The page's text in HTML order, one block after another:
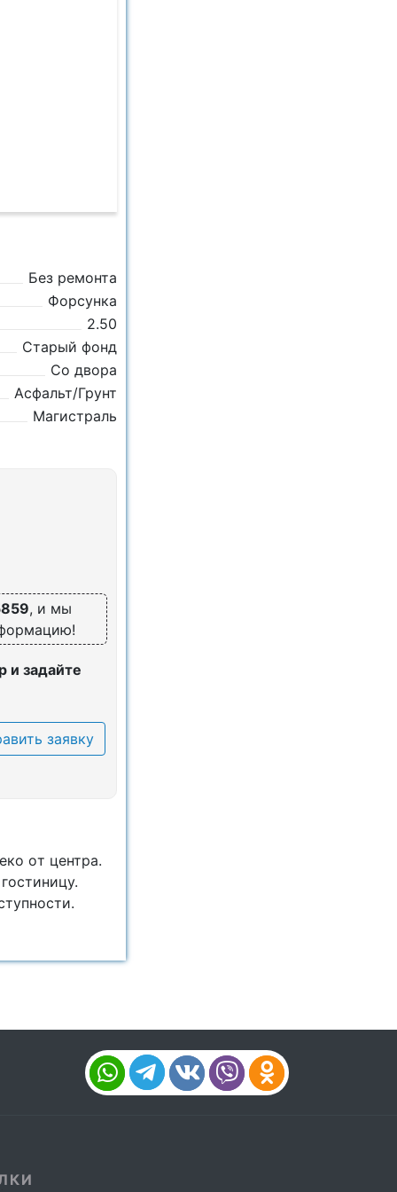
Без ремонта
Форсунка
2.50
Старый фонд
Со двора
Асфальт/Грунт
Магистраль
, и мы
и задайте
заявку
oт центра.